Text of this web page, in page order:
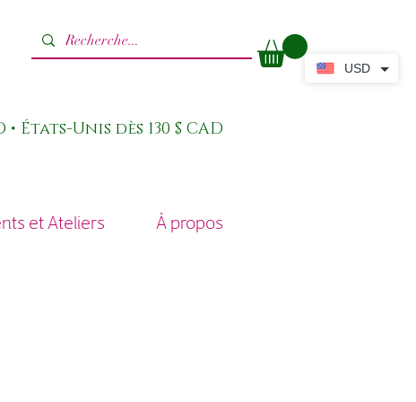
Unis dès 130 $ CAD
et Ateliers À propos
USD